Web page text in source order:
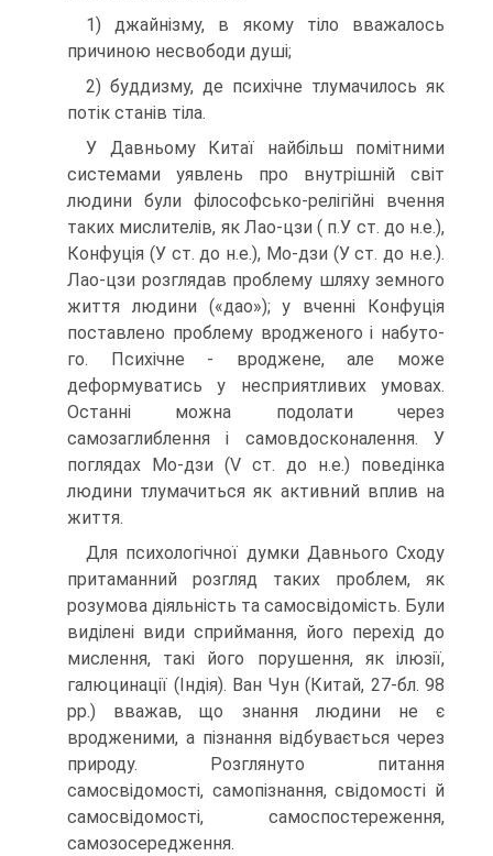
1) джайнізму, в якому тіло вважалось
причиною несвободи душі;
2) буддизму, де психічне тлумачилось як
потік станів тіла.
У Давньому Китаї найбільш помітними
системами уявлень про внутрішній світ
людини були філософсько-релігійні вчення
таких мис­лителів, як Лао-цзи ( п.У ст. до н.е.),
Конфуція (У ст. до н.е.), Мо-дзи (У ст. до н.е.).
Лао-цзи розглядав проблему шляху земного
життя людини («дао»); у вченні Конфуція
поставлено проблему вродженого і набуто­
го. Психічне - вроджене, але може
деформуватись у несприятливих умовах.
Останні можна подолати через
самозаглиблення і самовдоско­налення. У
поглядах Мо-дзи (V ст. до н.е.) поведінка
людини тлума­читься як активний вплив на
життя.
Для психологічної думки Давнього Сходу
притаманний розгляд та­ких проблем, як
розумова діяльність та самосвідомість. Були
виділені види сприймання, його перехід до
мислення, такі його порушення, як ілюзії,
галюцинації (Індія). Ван Чун (Китай, 27-бл. 98
рр.) вважав, що знання людини не є
вродженими, а пізнання відбувається через
приро­ду. Розглянуто питання
самосвідомості, самопізнання, свідомості й
са­мосвідомості, самоспостереження,
самозосередження.